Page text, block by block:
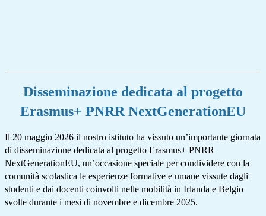
Disseminazione dedicata al progetto
Erasmus+ PNRR NextGenerationEU
Il 20 maggio 2026 il nostro istituto ha vissuto un’importante giornata
di disseminazione dedicata al progetto Erasmus+ PNRR
NextGenerationEU, un’occasione speciale per condividere con la
comunità scolastica le esperienze formative e umane vissute dagli
studenti e dai docenti coinvolti nelle mobilità in Irlanda e Belgio
svolte durante i mesi di novembre e dicembre 2025.